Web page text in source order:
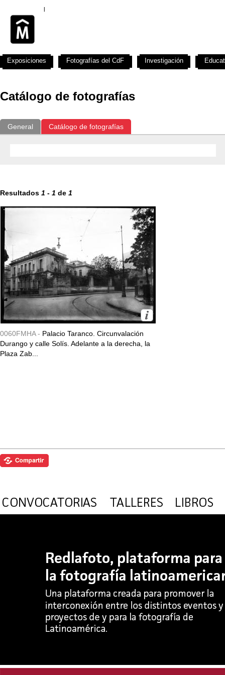
Catálogo de fotografías
General Catálogo de fotografías
Resultados 1 - 1 de 1
0060FMHA - Palacio Taranco. Circunvalación
Durango y calle Solís. Adelante a la derecha, la
Plaza Zab...
Exposiciones Fotografías del CdF Investigación